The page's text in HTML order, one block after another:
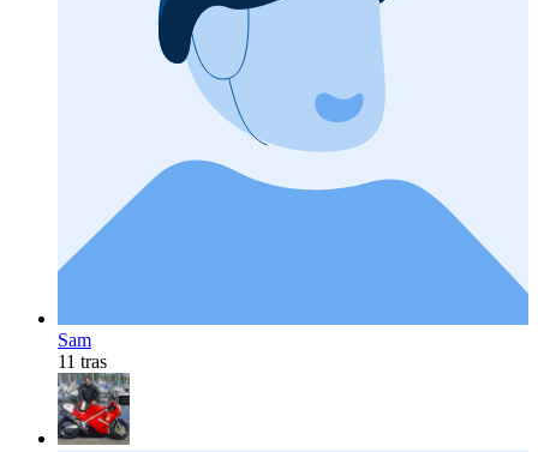
Sam
11 tras